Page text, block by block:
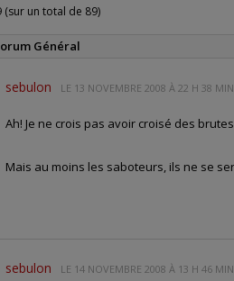
(sur un total de 89)
Général
sebulon LE 13 NOVEMBRE 2008 À 22 H 38 MIN
Ah! Je ne crois pas avoir croisé des
Mais au moins les saboteurs, ils ne se
sebulon LE 14 NOVEMBRE 2008 À 13 H 46 MIN